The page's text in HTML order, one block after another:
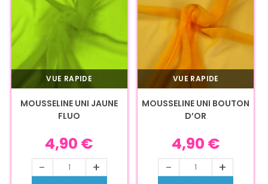
VUE RAPIDE
MOUSSELINE UNI JAUNE
FLUO
4,90 €
- +
VUE RAPIDE
MOUSSELINE UNI BOUTON
D’OR
4,90 €
- +